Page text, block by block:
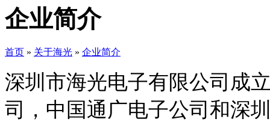
企业简介
首页 » 关于海光 » 企业简介
深圳市海光电子有限公司成
司，中国通广电子公司和深